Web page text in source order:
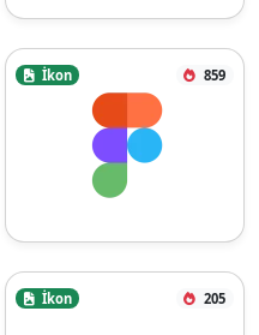
İkon 859
İkon 205